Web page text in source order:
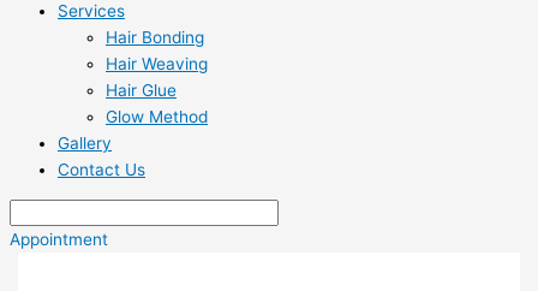
Services
Hair Bonding
Hair Weaving
Hair Glue
Glow Method
Gallery
Contact Us
Appointment